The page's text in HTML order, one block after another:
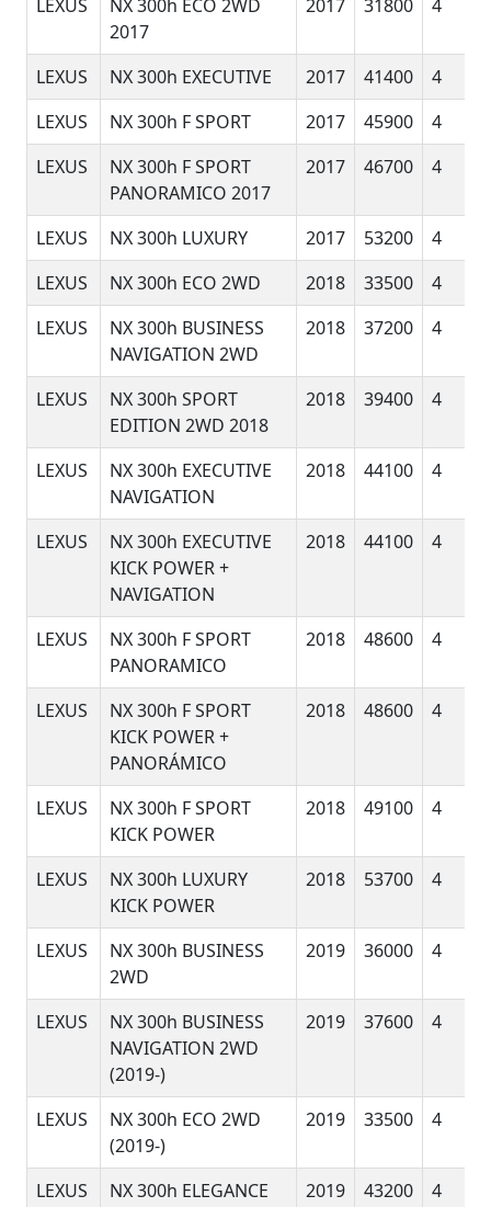
LEXUS
NX 300h ECO 2WD
2017
2017 31800 4
LEXUS NX 300h EXECUTIVE 2017 41400
4
LEXUS
NX 300h F SPORT 2017 45900
4
LEXUS
NX 300h F SPORT
PANORAMICO 2017
2017 46700 4
LEXUS NX 300h LUXURY 2017 53200
4
LEXUS
NX 300h ECO 2WD 2018 33500
4
LEXUS
NX 300h BUSINESS
NAVIGATION 2WD
2018 37200 4
LEXUS
NX 300h SPORT
EDITION 2WD 2018
2018 39400 4
LEXUS
NX 300h EXECUTIVE
NAVIGATION
2018 44100 4
LEXUS
NX 300h EXECUTIVE
KICK POWER +
NAVIGATION
2018 44100 4
LEXUS
NX 300h F SPORT
PANORAMICO
2018 48600 4
LEXUS
NX 300h F SPORT
KICK POWER +
PANORÁMICO
2018 48600 4
LEXUS
NX 300h F SPORT
KICK POWER
2018 49100 4
LEXUS
NX 300h LUXURY
KICK POWER
2018 53700 4
LEXUS
NX 300h BUSINESS
2WD
2019 36000 4
LEXUS
NX 300h BUSINESS
NAVIGATION 2WD
(2019-)
2019 37600 4
LEXUS
NX 300h ECO 2WD
(2019-)
2019 33500 4
LEXUS NX 300h ELEGANCE 2019 43200 4